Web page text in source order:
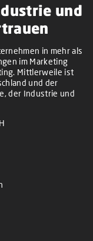
und
in mehr als
im Marketing
Mittlerweile ist
und der
der Industrie und